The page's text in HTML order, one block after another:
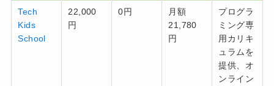
Tech
Kids
School
22,000
円
0円
月額
21,780
円
プログラ
ミング専
用カリキ
ュラムを
提供、オ
ンライン